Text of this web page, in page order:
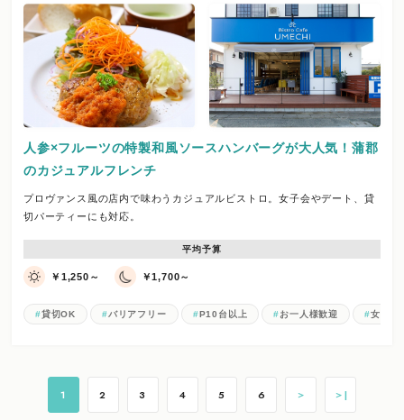
人参×フルーツの特製和風ソースハンバーグが大人気！蒲郡
のカジュアルフレンチ
プロヴァンス風の店内で味わうカジュアルビストロ。女子会やデート、貸
切パーティーにも対応。
平均予算
￥1,250～ ￥1,700～
貸切OK バリアフリー P10台以上 お一人様歓迎 女子会
1 2 3 4 5 6 ＞ ＞|